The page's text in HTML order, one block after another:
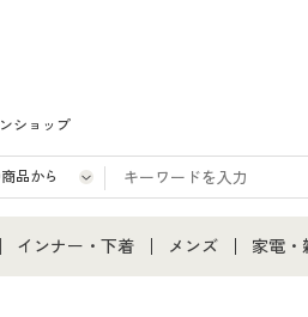
ショップ
すべて
インナー・下着 メンズ 家電・